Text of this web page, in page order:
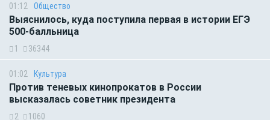
01:12 Общество
Выяснилось, куда поступила первая в истории ЕГЭ
500-балльница
1 36344
01:02 Культура
Против теневых кинопрокатов в России
высказалась советник президента
2 1060